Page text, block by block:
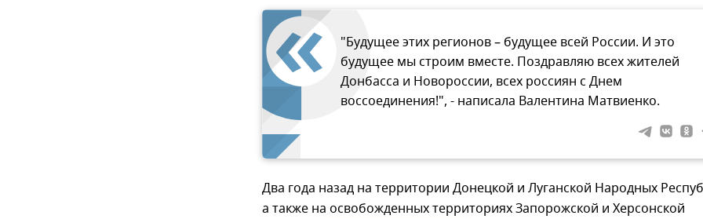
"Будущее этих регионов – будущее всей России. И это
будущее мы строим вместе. Поздравляю всех жителей
Донбасса и Новороссии, всех россиян с Днем
воссоединения!", - написала Валентина Матвиенко.
Два года назад на территории Донецкой и Луганской Народных
а также на освобожденных территориях Запорожской и Херсонской